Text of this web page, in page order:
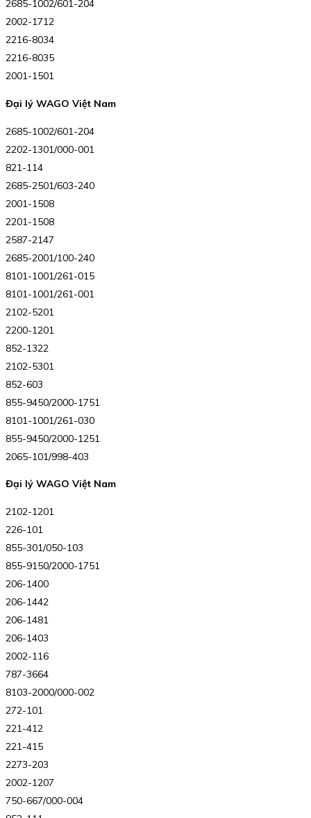
2685-1002/601-204
2002-1712
2216-8034
2216-8035
2001-1501
Đại lý WAGO Việt Nam
2685-1002/601-204
2202-1301/000-001
821-114
2685-2501/603-240
2001-1508
2201-1508
2587-2147
2685-2001/100-240
8101-1001/261-015
8101-1001/261-001
2102-5201
2200-1201
852-1322
2102-5301
852-603
855-9450/2000-1751
8101-1001/261-030
855-9450/2000-1251
2065-101/998-403
Đại lý WAGO Việt Nam
2102-1201
226-101
855-301/050-103
855-9150/2000-1751
206-1400
206-1442
206-1481
206-1403
2002-116
787-3664
8103-2000/000-002
272-101
221-412
221-415
2273-203
2002-1207
750-667/000-004